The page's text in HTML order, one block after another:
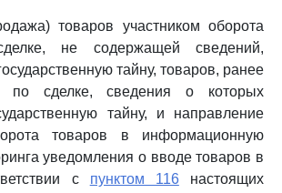
товаров участником оборота
не содержащей сведений,
тайну, товаров, ранее
по сделке, сведения о которых
тайну, и направление
товаров в информационную
уведомления о вводе товаров в
с пунктом 116настоящих